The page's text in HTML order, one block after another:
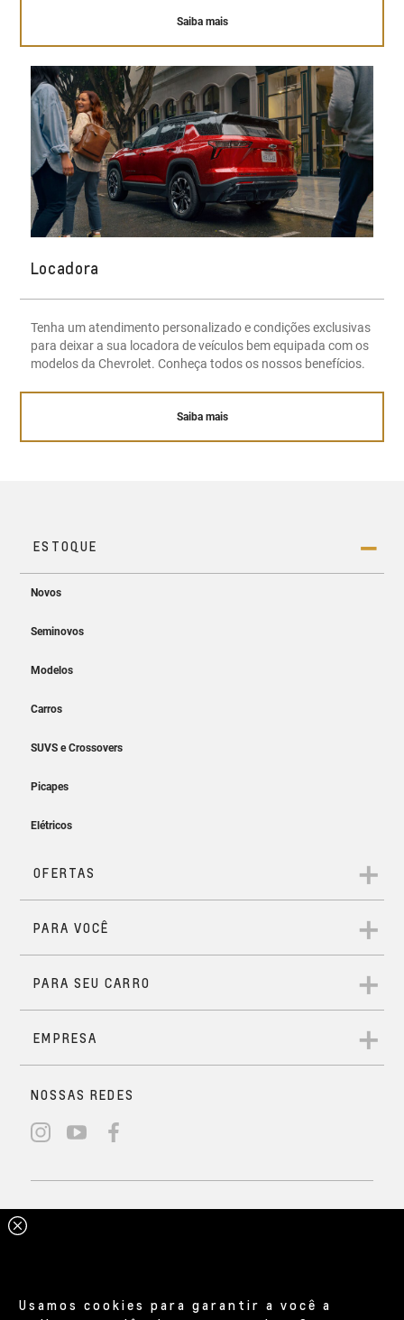
Saiba mais
Locadora
Tenha um atendimento personalizado e condições exclusivas
para deixar a sua locadora de veículos bem equipada com os
modelos da Chevrolet. Conheça todos os nossos benefícios.
Saiba mais
Usamos cookies para garantir a você a